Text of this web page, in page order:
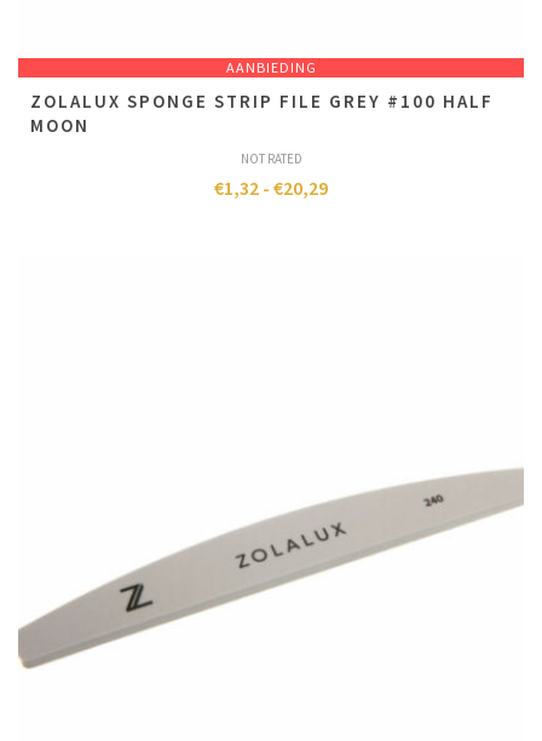
AANBIEDING
ZOLALUX SPONGE STRIP FILE GREY #100 HALF
MOON
NOT RATED
€1,32 - €20,29